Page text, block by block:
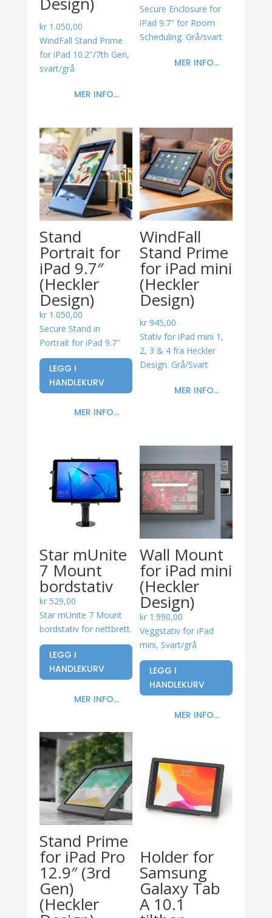
kr1.050,00
WindFall Stand Prime
for iPad 10.2″/7th Gen,
svart/grå
MER INFO...
Secure Enclosure for
iPad 9.7″ for Room
Scheduling. Grå/svart
MER INFO...
Stand
Portrait for
iPad 9.7″
(Heckler
Design)
kr1.050,00
Secure Stand in
Portrait for iPad 9.7″
LEGG I
HANDLEKURV
MER INFO...
WindFall
Stand Prime
for iPad mini
(Heckler
Design)
kr 945,00
Stativ for iPad mini 1,
2, 3 & 4 fra Heckler
Design. Grå/Svart
MER INFO...
Star mUnite
7 Mount
bordstativ
kr529,00
Star mUnite 7 Mount
bordstativ for nettbrett.
LEGG I
HANDLEKURV
MER INFO...
Wall Mount
for iPad mini
(Heckler
Design)
kr 1.990,00
Veggstativ for iPad
mini, Svart/grå
LEGG I
HANDLEKURV
MER INFO...
Stand Prime
for iPad Pro
12.9″ (3rd
Gen)
(Heckler
Holder for
Samsung
Galaxy Tab
A 10.1